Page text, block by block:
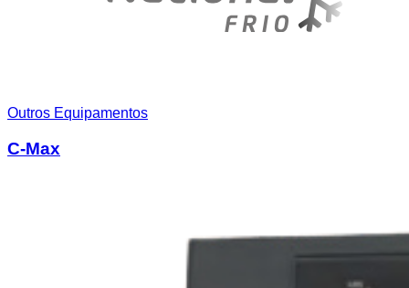
Outros Equipamentos
C-Max